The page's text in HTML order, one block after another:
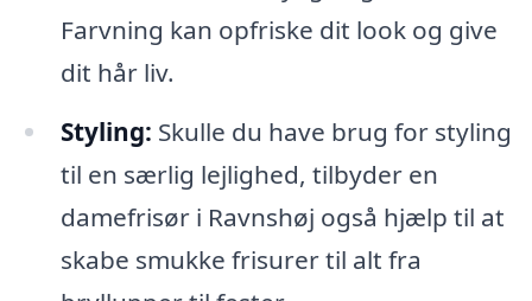
Farvning kan opfriske dit look og give
dit hår liv.
Styling: Skulle du have brug for styling
til en særlig lejlighed, tilbyder en
damefrisør i Ravnshøj også hjælp til at
skabe smukke frisurer til alt fra